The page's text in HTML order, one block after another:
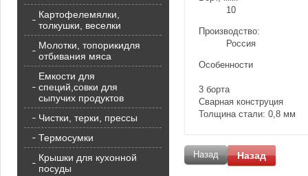
10
Производство:
Россия
Особенности
3 борта
Сварная конструция
Толщина стали: 0,8 мм
Назад Назад
Картофелемялки,
толкушки, веселки
Молотки, топорикидля
отбивания мяса
Емкости для
специй,совки для
сыпучих продуктов
Чистки, терки, прессы
Термосумки
Крышки для кухонной
посуды